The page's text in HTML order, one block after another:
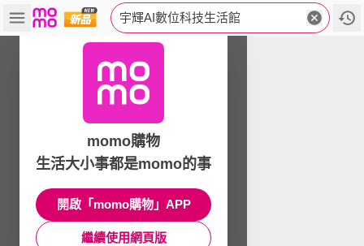
宇輝AI數位科技生活館
momo購物
生活大小事都是momo的事
開啟「momo購物」APP
繼續使用網頁版